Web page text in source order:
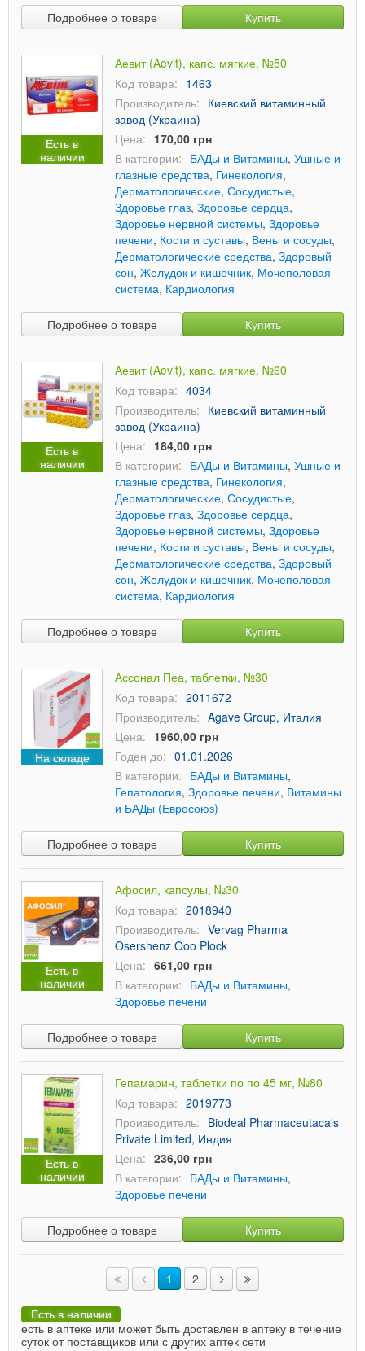
Подробнее о товаре Купить
Есть в
наличии
Аевит (Aevit), капс. мягкие, №50
Код товара: 1463
Производитель: Киевский витаминный
завод (Украина)
Цена: 170,00 грн
В категории: БАДы и Витамины, Ушные и
глазные средства, Гинекология,
Дерматологические, Сосудистые,
Здоровье глаз, Здоровье сердца,
Здоровье нервной системы, Здоровье
печени, Кости и суставы, Вены и сосуды,
Дерматологические средства, Здоровый
сон, Желудок и кишечник, Мочеполовая
система, Кардиология
Подробнее о товаре Купить
Есть в
наличии
Аевит (Aevit), капс. мягкие, №60
Код товара: 4034
Производитель: Киевский витаминный
завод (Украина)
Цена: 184,00 грн
В категории: БАДы и Витамины, Ушные и
глазные средства, Гинекология,
Дерматологические, Сосудистые,
Здоровье глаз, Здоровье сердца,
Здоровье нервной системы, Здоровье
печени, Кости и суставы, Вены и сосуды,
Дерматологические средства, Здоровый
сон, Желудок и кишечник, Мочеполовая
система, Кардиология
Подробнее о товаре Купить
На складе
Ассонал Пеа, таблетки, №30
Код товара: 2011672
Производитель: Agave Group, Италия
Цена: 1960,00 грн
Годен до: 01.01.2026
В категории: БАДы и Витамины,
Гепатология, Здоровье печени, Витамины
и БАДы (Евросоюз)
Подробнее о товаре Купить
Есть в
наличии
Афосил, капсулы, №30
Код товара: 2018940
Производитель: Vervag Pharma
Osershenz Ooo Plock
Цена: 661,00 грн
В категории: БАДы и Витамины,
Здоровье печени
Подробнее о товаре Купить
Есть в
наличии
Гепамарин, таблетки по по 45 мг, №80
Код товара: 2019773
Производитель: Biodeal Pharmaceutacals
Private Limited, Индия
Цена: 236,00 грн
В категории: БАДы и Витамины,
Здоровье печени
Подробнее о товаре Купить
1 2
Есть в наличии
есть в аптеке или может быть доставлен в аптеку в течение
суток от поставщиков или с других аптек сети